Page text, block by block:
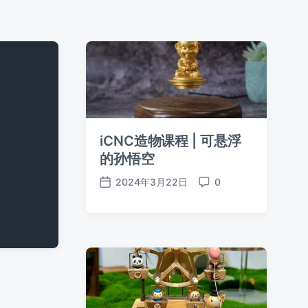
iCNC造物课程 | 可悬浮
的孙悟空
发
2024年3月22日
评
0